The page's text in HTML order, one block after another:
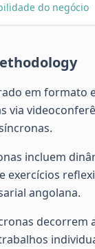
do negócio
em formato
via
incluem
exercícios
angolana.
decorrem